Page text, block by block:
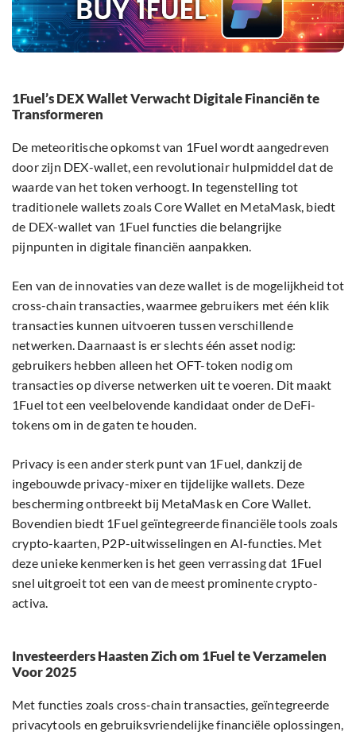
1Fuel’s DEX Wallet Verwacht Digitale Financiën te
Transformeren
De meteoritische opkomst van 1Fuel wordt aangedreven
door zijn DEX-wallet, een revolutionair hulpmiddel dat de
waarde van het token verhoogt. In tegenstelling tot
traditionele wallets zoals Core Wallet en MetaMask, biedt
de DEX-wallet van 1Fuel functies die belangrijke
pijnpunten in digitale financiën aanpakken.
Een van de innovaties van deze wallet is de mogelijkheid tot
cross-chain transacties, waarmee gebruikers met één klik
transacties kunnen uitvoeren tussen verschillende
netwerken. Daarnaast is er slechts één asset nodig:
gebruikers hebben alleen het OFT-token nodig om
transacties op diverse netwerken uit te voeren. Dit maakt
1Fuel tot een veelbelovende kandidaat onder de DeFi-
tokens om in de gaten te houden.
Privacy is een ander sterk punt van 1Fuel, dankzij de
ingebouwde privacy-mixer en tijdelijke wallets. Deze
bescherming ontbreekt bij MetaMask en Core Wallet.
Bovendien biedt 1Fuel geïntegreerde financiële tools zoals
crypto-kaarten, P2P-uitwisselingen en AI-functies. Met
deze unieke kenmerken is het geen verrassing dat 1Fuel
snel uitgroeit tot een van de meest prominente crypto-
activa.
Investeerders Haasten Zich om 1Fuel te Verzamelen
Voor 2025
Met functies zoals cross-chain transacties, geïntegreerde
privacytools en gebruiksvriendelijke financiële oplossingen,